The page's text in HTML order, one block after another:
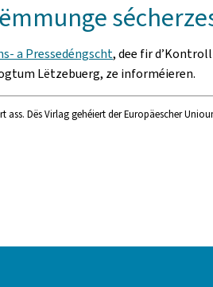
a Pressedéngscht, dee fir
Lëtzebuerg, ze informéieren.
ass. Dës Virlag gehéiert der Europäescher